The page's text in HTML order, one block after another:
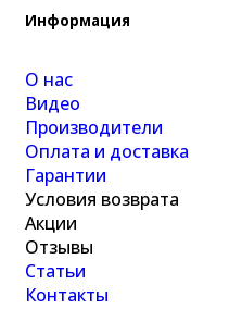
Информация
О нас
Видео
Производители
Оплата и доставка
Гарантии
Условия возврата
Акции
Отзывы
Статьи
Контакты